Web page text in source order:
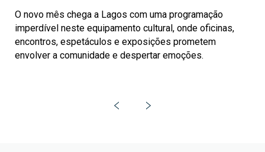
O novo mês chega a Lagos com uma programação
imperdível neste equipamento cultural, onde oficinas,
encontros, espetáculos e exposições prometem
envolver a comunidade e despertar emoções.